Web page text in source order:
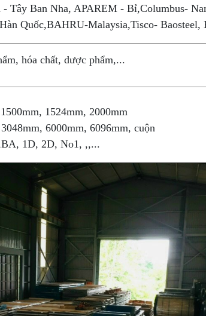
Tây Ban Nha, APAREM - Bỉ,Columbus-
Quốc,BAHRU-Malaysia,Tisco-
hóa chất, dược phẩm,...
1524mm, 2000mm
6000mm, 6096mm, cuộn
1D, 2D, No1, ,,...